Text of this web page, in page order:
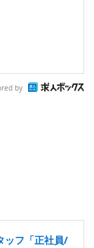
by
ッフ「正社員/